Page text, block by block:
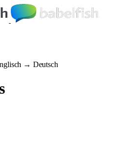
→ Deutsch